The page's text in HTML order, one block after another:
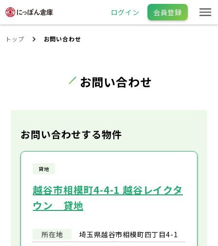
ログイン 会員登録
トップ お問い合わせ
お問い合わせ
お問い合わせする物件
貸地
越谷市相模町4-4-1 越谷レイクタ
ウン 貸地
所在地 埼玉県越谷市相模町四丁目4-1